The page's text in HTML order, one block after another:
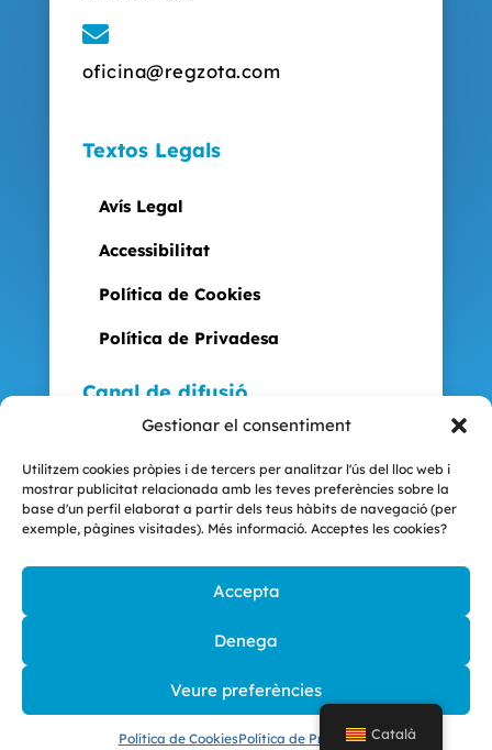
Gestionar el consentiment
Utilitzem cookies pròpies i de tercers per analitzar l'ús del lloc web i
mostrar publicitat relacionada amb les teves preferències sobre la
base d'un perfil elaborat a partir dels teus hàbits de navegació (per
exemple, pàgines visitades). Més informació. Acceptes les cookies?
Accepta
Denega
Veure preferències
Política de CookiesPolítica de Privadesa

oficina@regzota.com
Textos Legals
Avís Legal
Accessibilitat
Política de Cookies
Política de Privadesa
Canal de difusió
© 2025 - 2026 | Creat perCRC Informàtica
Tots els drets reservats | Dissenyat per
OPTIM STUDIO
Català